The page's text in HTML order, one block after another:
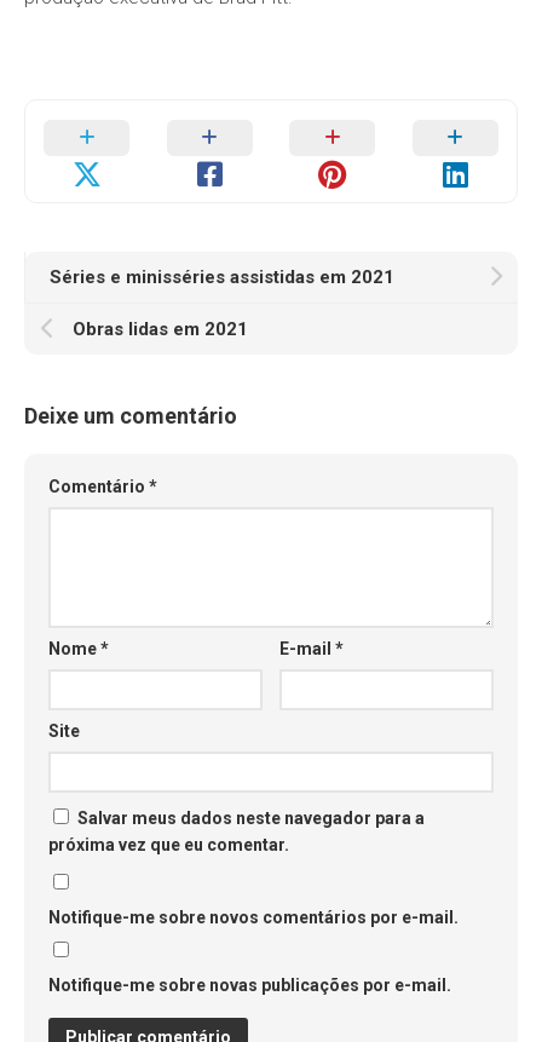
Séries e minisséries assistidas em 2021
Obras lidas em 2021
Deixe um comentário
Comentário *
Nome* E-mail*
Site
Salvar meus dados neste navegador para a
próxima vez que eu comentar.
Notifique-me sobre novos comentários por e-mail.
Notifique-me sobre novas publicações por e-mail.